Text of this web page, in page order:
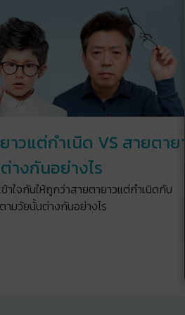
าวแต่กำเนิด VS สายตาย
างกันอย่างไร
ข้าใจกันให้ถูกว่าสายตายาวแต่กำเนิดกับ
ามวัยนั้นต่างกันอย่างไร